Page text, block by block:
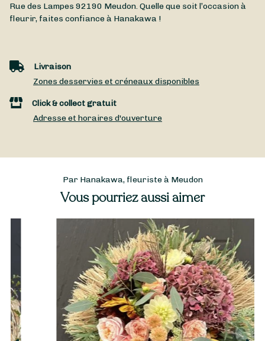
Rue des Lampes 92190 Meudon. Quelle que soit l’occasion à
fleurir, faites confiance à Hanakawa !
Livraison
Zones desservies et créneaux disponibles
Click & collect gratuit
Adresse et horaires d'ouverture
Par Hanakawa, fleuriste à Meudon
Vous pourriez aussi aimer